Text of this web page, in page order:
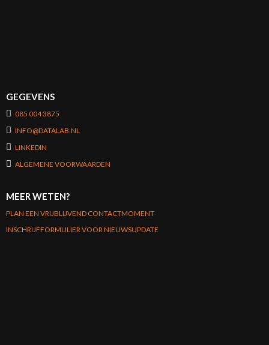
GEGEVENS
085 004 3875
INFO@DATALAB.NL
LINKEDIN
ALGEMENE VOORWAARDEN
MEER WETEN?
PLAN EEN VRIJBLIJVEND CONTACTMOMENT
INSCHRIJFFORMULIER VOOR NIEUWSUPDATE